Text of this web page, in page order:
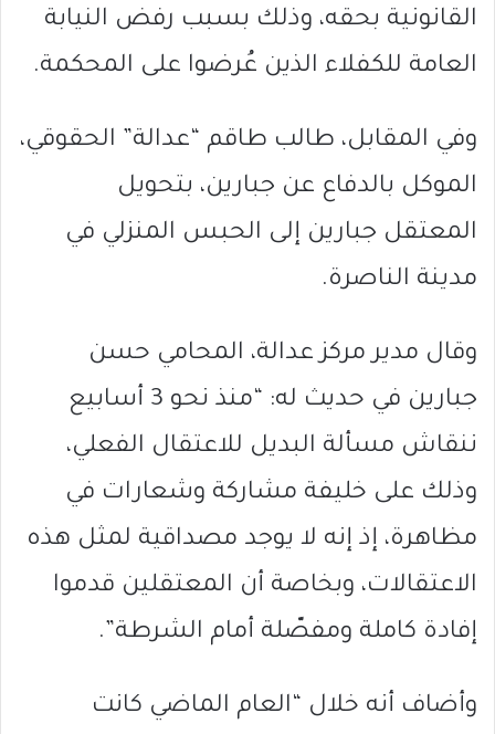
القانونية بحقه، وذلك بسبب رفض النيابة
العامة للكفلاء الذين عُرضوا على المحكمة.
وفي المقابل، طالب طاقم “عدالة” الحقوقي،
الموكل بالدفاع عن جبارين، بتحويل
المعتقل جبارين إلى الحبس المنزلي في
مدينة الناصرة.
وقال مدير مركز عدالة، المحامي حسن
جبارين في حديث له: “منذ نحو 3 أسابيع
ننقاش مسألة البديل للاعتقال الفعلي،
وذلك على خليفة مشاركة وشعارات في
مظاهرة، إذ إنه لا يوجد مصداقية لمثل هذه
الاعتقالات، وبخاصة أن المعتقلين قدموا
إفادة كاملة ومفصّلة أمام الشرطة”.
وأضاف أنه خلال “العام الماضي كانت